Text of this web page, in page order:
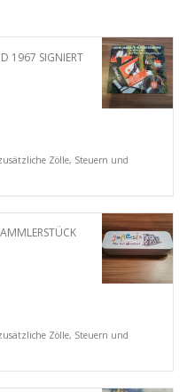
1967 SIGNIERT
Zölle, Steuern und
Zölle, Steuern und